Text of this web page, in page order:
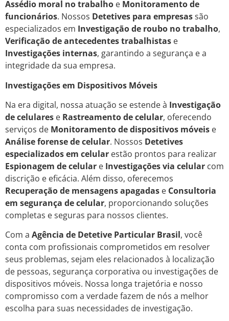
Assédio moral no trabalho e Monitoramento de
funcionários. Nossos Detetives para empresassão
especializados em Investigação de roubo no trabalho,
Verificação de antecedentes trabalhistas e
Investigações internas, garantindo a segurança e a
integridade da sua empresa.
Investigações em Dispositivos Móveis
Na era digital, nossa atuação se estende à Investigação
de celulares e Rastreamento de celular, oferecendo
serviços de Monitoramento de dispositivos móveis e
Análise forense de celular. Nossos Detetives
especializados em celular estão prontos para realizar
Espionagem de celular e Investigações via celular com
discrição e eficácia. Além disso, oferecemos
Recuperação de mensagens apagadas e Consultoria
em segurança de celular, proporcionando soluções
completas e seguras para nossos clientes.
Com a Agência de Detetive Particular Brasil, você
conta com profissionais comprometidos em resolver
seus problemas, sejam eles relacionados à localização
de pessoas, segurança corporativa ou investigações de
dispositivos móveis. Nossa longa trajetória e nosso
compromisso com a verdade fazem de nós a melhor
escolha para suas necessidades de investigação.